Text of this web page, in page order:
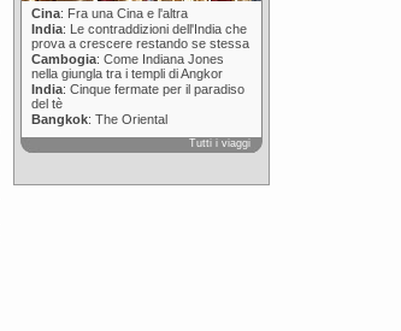
Cina: Fra una Cina e l'altra
India: Le contraddizioni dell'India che
prova a crescere restando se stessa
Cambogia: Come Indiana Jones
nella giungla tra i templi di Angkor
India: Cinque fermate per il paradiso
del tè
Bangkok: The Oriental
Tutti i viaggi